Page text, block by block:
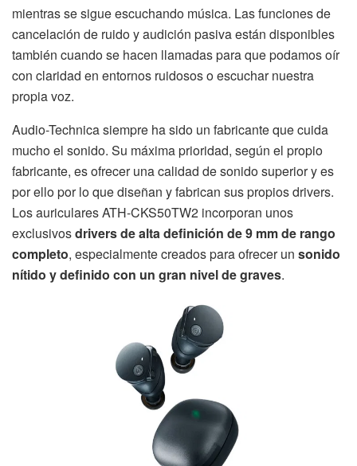
mientras se sigue escuchando música. Las funciones de
cancelación de ruido y audición pasiva están disponibles
también cuando se hacen llamadas para que podamos oír
con claridad en entornos ruidosos o escuchar nuestra
propia voz.
Audio-Technica siempre ha sido un fabricante que cuida
mucho el sonido. Su máxima prioridad, según el propio
fabricante, es ofrecer una calidad de sonido superior y es
por ello por lo que diseñan y fabrican sus propios drivers.
Los auriculares ATH-CKS50TW2 incorporan unos
exclusivosdrivers de alta definición de 9 mm de rango
completo, especialmente creados para ofrecer un sonido
nítido y definido con un gran nivel de graves.